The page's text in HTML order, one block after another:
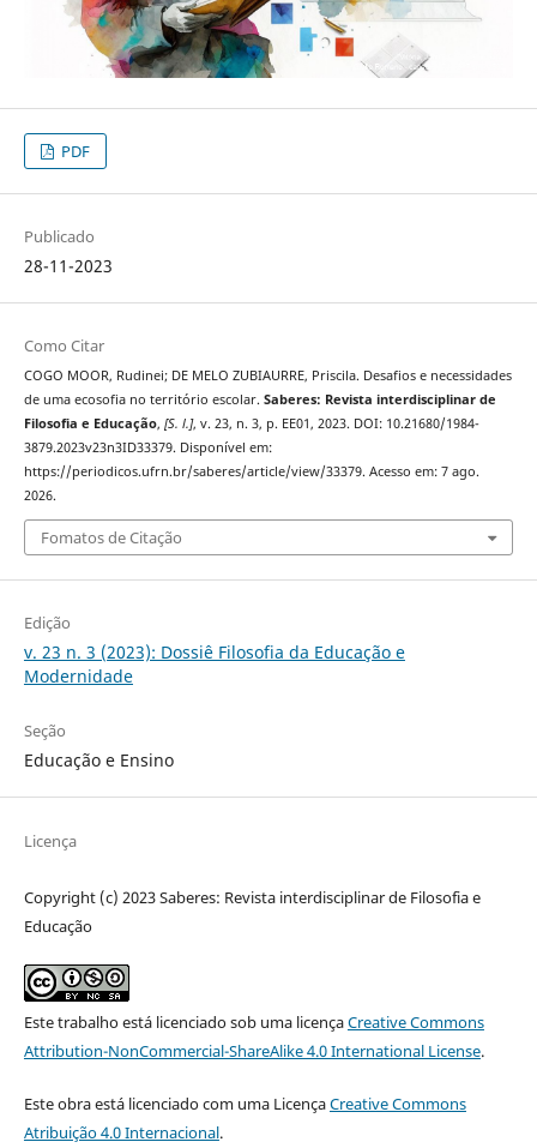
PDF
Publicado
28-11-2023
Como Citar
COGO MOOR, Rudinei; DE MELO ZUBIAURRE, Priscila. Desafios e necessidades
de uma ecosofia no território escolar. Saberes: Revista interdisciplinar de
Filosofia e Educação, [S. l.], v. 23, n. 3, p. EE01, 2023. DOI: 10.21680/1984-
3879.2023v23n3ID33379. Disponível em:
https://periodicos.ufrn.br/saberes/article/view/33379. Acesso em: 7 ago.
2026.
Fomatos de Citação
Edição
v. 23 n. 3 (2023): Dossiê Filosofia da Educação e
Modernidade
Seção
Educação e Ensino
Licença
Copyright (c) 2023 Saberes: Revista interdisciplinar de Filosofia e
Educação
Este trabalho está licenciado sob uma licençaCreative Commons
Attribution-NonCommercial-ShareAlike 4.0 International License.
Este obra está licenciado com uma LicençaCreative Commons
Atribuição 4.0 Internacional.